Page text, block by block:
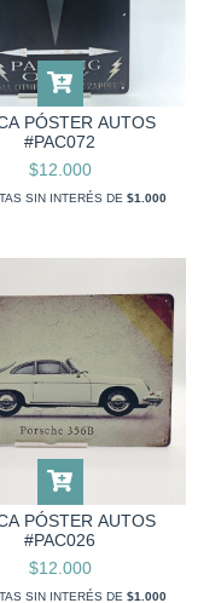
PÓSTER AUTOS
#PAC072
$12.000
SIN INTERÉS DE $1.000
PÓSTER AUTOS
#PAC026
$12.000
SIN INTERÉS DE $1.000